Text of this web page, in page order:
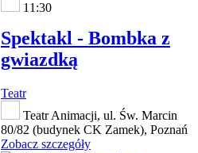
11:30
Spektakl - Bombka z
gwiazdką
Teatr
Teatr Animacji, ul. Św. Marcin
80/82 (budynek CK Zamek), Poznań
Zobacz szczegóły